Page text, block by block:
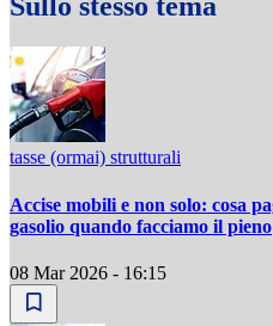
Sullo stesso tema
tasse (ormai) strutturali
Accise mobili e non solo: cosa
gasolio quando facciamo il pieno
08 Mar 2026 - 16:15